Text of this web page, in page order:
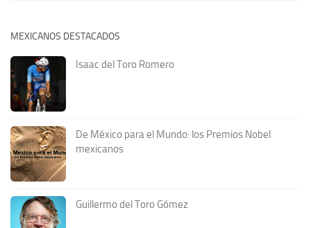
MEXICANOS DESTACADOS
Isaac del Toro Romero
De México para el Mundo: los Premios Nobel
mexicanos
Guillermo del Toro Gómez